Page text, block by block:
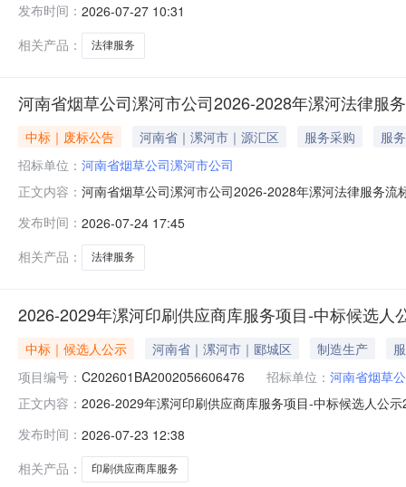
段两年不超过17.48万元；二标段两年不超过4.94万元。
发布时间： 2026-07-27 10:31
相关产品：
法律服务
河南省烟草公司漯河市公司2026-2028年漯河法律服
中标｜废标公告 河南省｜漯河市｜源汇区 服务采购
服务
招标单位： 河南省烟草公司漯河市公司
正文内容： 河南省烟草公司漯河市公司2026-2028年漯河法律服务
组确认，通过初步审查的供应商不足三家，拟再次重新
购平台、河南省
发布时间： 2026-07-24 17:45
相关产品：
法律服务
2026-2029年漯河印刷供应商库服务项目-中标候选人
中标｜候选人公示 河南省｜漯河市｜郾城区 制造生产
项目编号： C202601BA2002056606476 招标单位： 河南省烟草
正文内容： 2026-2029年漯河印刷供应商库服务项目-中标候选人公
的中标候选人公示如下：一、项目名称及项目编号：项
发布时间： 2026-07-23 12:38
相关产品：
印刷供应商库服务